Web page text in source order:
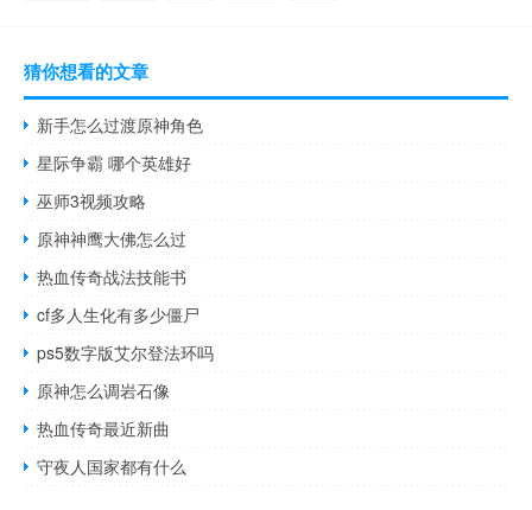
猜你想看的文章
新手怎么过渡原神角色
星际争霸 哪个英雄好
巫师3视频攻略
原神神鹰大佛怎么过
热血传奇战法技能书
cf多人生化有多少僵尸
ps5数字版艾尔登法环吗
原神怎么调岩石像
热血传奇最近新曲
守夜人国家都有什么